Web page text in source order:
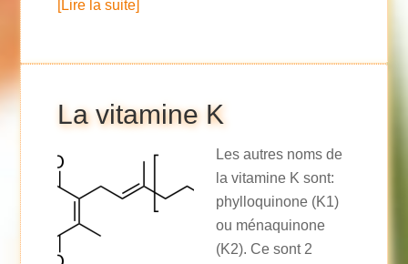
[Lire la suite]
La vitamine K
Les autres noms de
la vitamine K sont:
phylloquinone (K1)
ou ménaquinone
(K2). Ce sont 2